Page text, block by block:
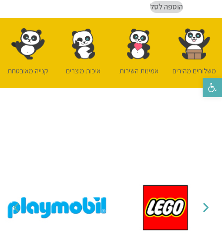
פתח סרגל נגישות
הוספה לסל
משלוחים מהירים אמינות השירות איכות מוצרים קנייה מאובטחת